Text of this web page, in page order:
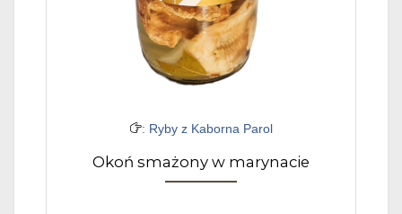
: Ryby z Kaborna Parol
Okoń smażony w marynacie